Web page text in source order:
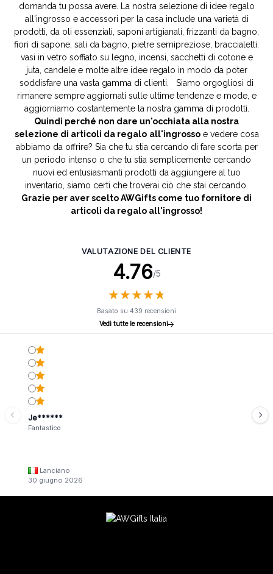
domanda tu possa avere. La nostra selezione di idee regalo
all'ingrosso e accessori per la casa include una varietà di
prodotti, da oli essenziali, saponi artigianali, frizzanti da bagno,
fiori di sapone, sali da bagno, pietre semipreziose, braccialetti.
vasi in vetro soffiato su legno, incensi, sacchetti di cotone e
juta, candele e molte altre idee regalo in modo da poter
soddisfare una vasta gamma di clienti. Siamo orgogliosi di
rimanere sempre aggiornati sulle ultime tendenze e mode, e
aggiorniamo costantemente la nostra gamma di prodotti.
Quindi perché non dare un'occhiata alla nostra
selezione di articoli da regalo all'ingrosso e vedere cosa
abbiamo da offrire? Sia che tu stia cercando di fare scorta per
un periodo intenso o che tu stia semplicemente cercando
nuovi ed entusiasmanti prodotti da aggiungere al tuo
inventario, siamo certi che troverai ciò che stai cercando.
Grazie per aver scelto AWGifts come tuo fornitore di
articoli da regalo all'ingrosso!
VALUTAZIONE DEL CLIENTE
4.76/5
★★★★★
★★★★★
Basato su 439 recensioni
Vedi tutte le recensioni
Je******
Fantastico
Lanciano
30 giugno 2026